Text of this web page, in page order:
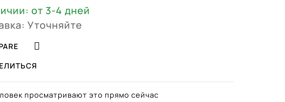
от 3-4 дней
Уточняйте
просматривают это прямо сейчас